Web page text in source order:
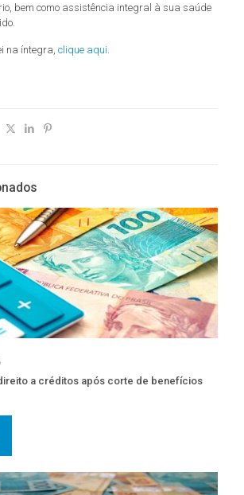
bem como assistência integral à sua saúde
na íntegra, clique aqui
a créditos após corte de benefícios